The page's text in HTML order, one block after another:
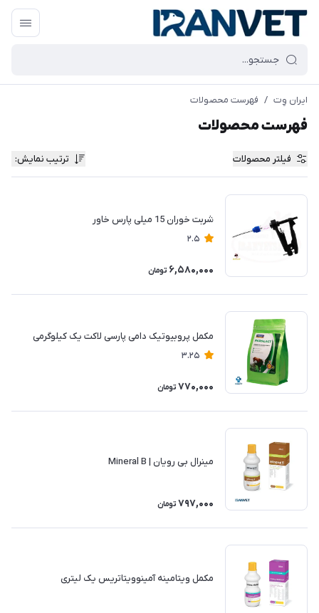
ایران وِت / فهرست محصولات
فهرست محصولات
فیلتر محصولات ترتیب نمایش:
شربت خوران 15 میلی پارس خاور
2.5
6,580,000 تومان
مکمل پروبیوتیک دامی پارسی لاکت یک کیلوگرمی
3.25
770,000 تومان
مینرال بی رویان | Mineral B
797,000 تومان
مکمل ویتامینه آمینوویتاتریس یک لیتری